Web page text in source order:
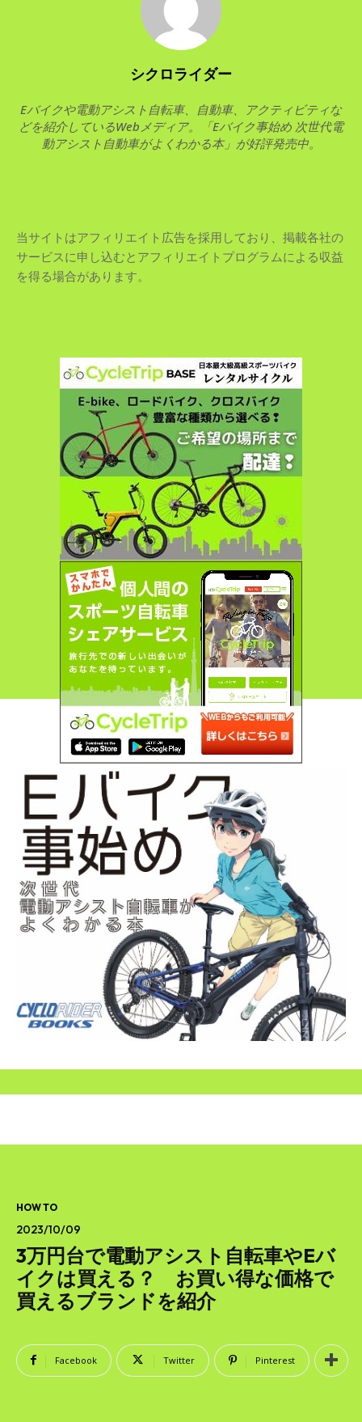
シクロライダー
Eバイクや電動アシスト自転車、自動車、アクティビティな
どを紹介しているWebメディア。「Eバイク事始め 次世代電
動アシスト自動車がよくわかる本」が好評発売中。
当サイトはアフィリエイト広告を採用しており、掲載各社の
サービスに申し込むとアフィリエイトプログラムによる収益
を得る場合があります。